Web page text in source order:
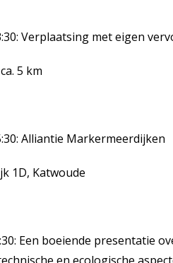
Verplaatsing met eigen
5 km
Alliantie Markermeerdijken
1D, Katwoude
Een boeiende presentatie